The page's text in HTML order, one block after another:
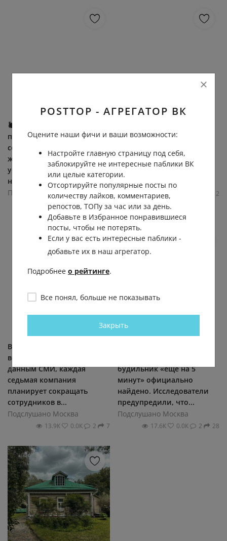
🕷 Нашествие крупных
пауков началось в Шатуре,
сообщают местные
жители. Специалисты
успокаивают: несмотря
на...
Подслушано Москва
11.4К 0.0К 2 16
отдых и реальность снова
звёздочном отеле в Анапе
стоит около 389 тысяч...
11.7К 12
В России готовятся к новой
волне увольнений: по
данным СМИ, каждая
седьмая компания
планирует сокращать
сотрудников в...
Подслушано Москва
13.9К 0.0К 2 7
будильник «еще на 5
минут» официально
найдено. Исследователи
предупредили, что...
Подслушано Москва
17.6К 0.0К 2 28
POSTTOP - АГРЕГАТОР ВК
Оцените наши фичи и ваши возможности:
Настройте главную страницу под себя,
заблокируйте не интересные паблики ВК
или целые категории.
Отсортируйте популярные посты по
количеству лайков, комментариев,
репостов, ТОПу за час или за день.
Добавьте в Избранное понравившиеся
посты, чтобы не потерять.
Если у вас есть интересные паблики -
добавьте их в наш агрегатор.
Подробнее о рейтинге.
Все понял, больше не показывать
Закрыть